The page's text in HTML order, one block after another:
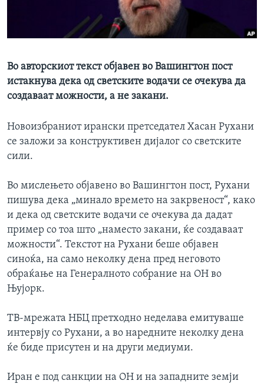
Во авторскиот текст објавен во Вашингтон пост
истакнува дека од светските водачи се очекува да
создаваат можности, а не закани.
Новоизбраниот ирански претседател Хасан Рухани
се заложи за конструктивен дијалог со светските
сили.
Во мислењето објавено во Вашингтон пост, Рухани
пишува дека „минало времето на закрвеност“, како
и дека од светските водачи се очекува да дадат
пример со тоа што „наместо закани, ќе создаваат
можности“. Текстот на Рухани беше објавен
синоќа, на само неколку дена пред неговото
обраќање на Генералното собрание на ОН во
Њујорк.
ТВ-мрежата НБЦ претходно неделава емитуваше
интервју со Рухани, а во наредните неколку дена
ќе биде присутен и на други медиуми.
Иран е под санкции на ОН и на западните земји